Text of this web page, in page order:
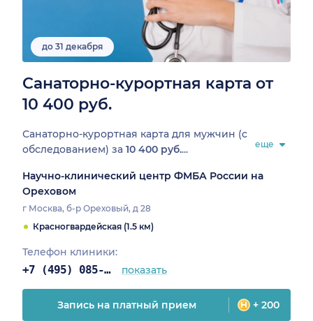
до 31 декабря
Санаторно-курортная карта от
10 400 руб.
Санаторно-курортная карта для мужчин (с
обследованием) за 10 400 руб.... еще
Научно-клинический центр ФМБА России на
Ореховом
г Москва, б-р Ореховый, д 28
Красногвардейская (1.5 км)
Телефон клиники:
+7 (495) 085-25-03 показать
Запись на платный прием + 200